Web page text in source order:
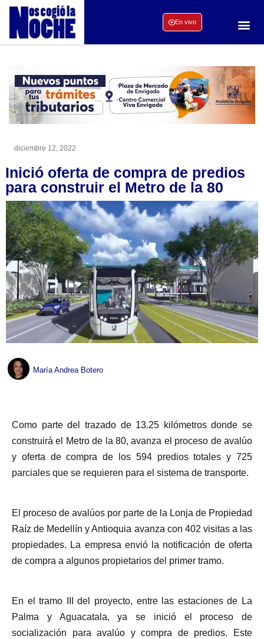
En vivo
diciembre 12, 2022
Inició oferta de compra de predios
para construir el Metro de la 80
María Andrea Botero
Como parte del trazado de 13.25 kilómetros donde se
construirá el Metro de la 80, avanza el proceso de avalúo
y oferta de compra de los 594 predios totales y 725
parciales que se requieren para el sistema de transporte.
El proceso de avalúos por parte de la Lonja de Propiedad
Raíz de Medellín y Antioquia avanza con 402 visitas a las
propiedades. La empresa envió la notificación de oferta
de compra a algunos propietarios del primer tramo.
En el tramo III del proyecto, entre las estaciones de La
Palma y Aguacatala, ya se inició el proceso de
socialización para avalúo y compra de predios. Este